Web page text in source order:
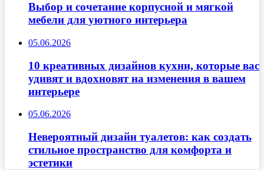
Выбор и сочетание корпусной и мягкой
мебели для уютного интерьера
05.06.2026
10 креативных дизайнов кухни, которые вас
удивят и вдохновят на изменения в вашем
интерьере
05.06.2026
Невероятный дизайн туалетов: как создать
стильное пространство для комфорта и
эстетики